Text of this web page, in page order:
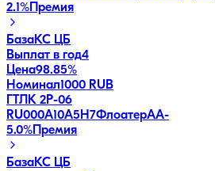
2.1% Премия
БазаКС ЦБ
Выплат в год4
Цена98.85%
Номинал1000 RUB
ГТЛК 2P-06
RU000A10A5H7ФлоатерAA-
5.0% Премия
БазаКС ЦБ